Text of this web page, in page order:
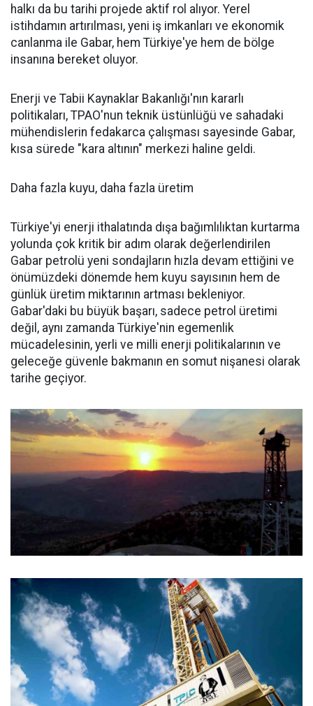
halkı da bu tarihi projede aktif rol alıyor. Yerel
istihdamın artırılması, yeni iş imkanları ve ekonomik
canlanma ile Gabar, hem Türkiye'ye hem de bölge
insanına bereket oluyor.
Enerji ve Tabii Kaynaklar Bakanlığı'nın kararlı
politikaları, TPAO'nun teknik üstünlüğü ve sahadaki
mühendislerin fedakarca çalışması sayesinde Gabar,
kısa sürede "kara altının" merkezi haline geldi.
Daha fazla kuyu, daha fazla üretim
Türkiye'yi enerji ithalatında dışa bağımlılıktan kurtarma
yolunda çok kritik bir adım olarak değerlendirilen
Gabar petrolü yeni sondajların hızla devam ettiğini ve
önümüzdeki dönemde hem kuyu sayısının hem de
günlük üretim miktarının artması bekleniyor.
Gabar'daki bu büyük başarı, sadece petrol üretimi
değil, aynı zamanda Türkiye'nin egemenlik
mücadelesinin, yerli ve milli enerji politikalarının ve
geleceğe güvenle bakmanın en somut nişanesi olarak
tarihe geçiyor.